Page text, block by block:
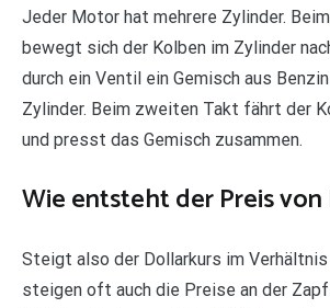
Jeder Motor hat mehrere Zylinder.
bewegt sich der Kolben im Zylinder
durch ein Ventil ein Gemisch aus
Zylinder. Beim zweiten Takt fährt der
und presst das Gemisch zusammen.
Wie entsteht der Preis von
Steigt also der Dollarkurs im Verhältnis
steigen oft auch die Preise an der